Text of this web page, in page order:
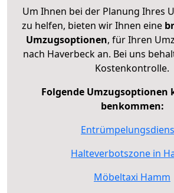
Um Ihnen bei der Planung Ihres
zu helfen, bieten wir Ihnen eine
Umzugsoptionen, für Ihren
nach Haverbeck an. Bei uns
Kostenkontrolle.
Folgende Umzugsoptionen
benkommen:
Halteverbotszone in
Möbeltaxi Hamm